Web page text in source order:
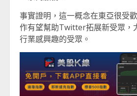
事實證明，這一概念在東亞很受
作有望幫助Twitter拓展新受眾，
行業感興趣的受眾。